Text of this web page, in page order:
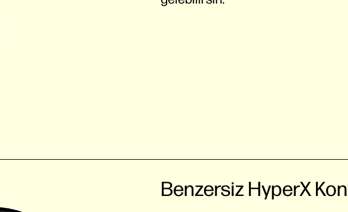
Benzersiz HyperX